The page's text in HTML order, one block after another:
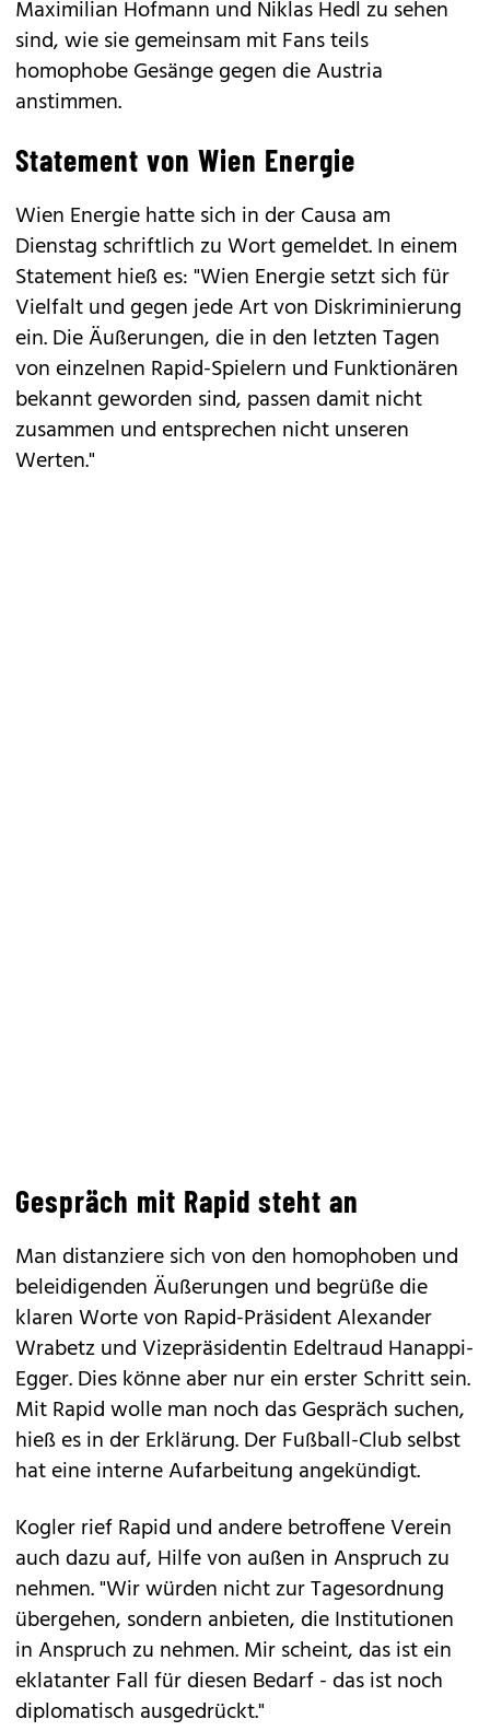
Maximilian Hofmann und Niklas Hedl zu sehen
sind, wie sie gemeinsam mit Fans teils
homophobe Gesänge gegen die Austria
anstimmen.
Statement von Wien Energie
Wien Energie hatte sich in der Causa am
Dienstag schriftlich zu Wort gemeldet. In einem
Statement hieß es: "Wien Energie setzt sich für
Vielfalt und gegen jede Art von Diskriminierung
ein. Die Äußerungen, die in den letzten Tagen
von einzelnen Rapid-Spielern und Funktionären
bekannt geworden sind, passen damit nicht
zusammen und entsprechen nicht unseren
Werten."
Gespräch mit Rapid steht an
Man distanziere sich von den homophoben und
beleidigenden Äußerungen und begrüße die
klaren Worte von Rapid-Präsident Alexander
Wrabetz und Vizepräsidentin Edeltraud Hanappi-
Egger. Dies könne aber nur ein erster Schritt sein.
Mit Rapid wolle man noch das Gespräch suchen,
hieß es in der Erklärung. Der Fußball-Club selbst
hat eine interne Aufarbeitung angekündigt.
Kogler rief Rapid und andere betroffene Verein
auch dazu auf, Hilfe von außen in Anspruch zu
nehmen. "Wir würden nicht zur Tagesordnung
übergehen, sondern anbieten, die Institutionen
in Anspruch zu nehmen. Mir scheint, das ist ein
eklatanter Fall für diesen Bedarf - das ist noch
diplomatisch ausgedrückt."